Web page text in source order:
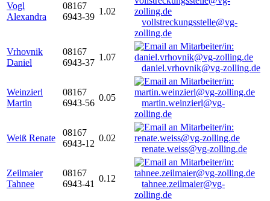
Vogl
Alexandra
08167
6943-39
1.02
vollstreckungsstelle@vg-
zolling.de
Vrhovnik
Daniel
08167
6943-37
1.07
daniel.vrhovnik@vg-zolling.de
Weinzierl
Martin
08167
6943-56
0.05
martin.weinzierl@vg-
zolling.de
Weiß Renate
08167
6943-12
0.02
renate.weiss@vg-zolling.de
Zeilmaier
Tahnee
08167
6943-41
0.12
tahnee.zeilmaier@vg-
zolling.de